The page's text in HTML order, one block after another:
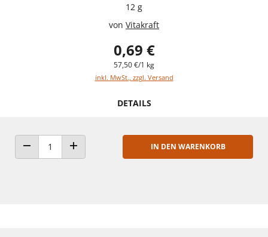
12 g
von Vitakraft
0,69 €
57,50 €/1 kg
inkl. MwSt., zzgl. Versand
DETAILS
ANZAHL VERRINGERNANZAHL ERHÖHEN
IN DEN WARENKORB